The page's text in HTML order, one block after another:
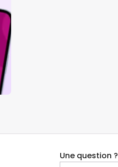
Une question ?